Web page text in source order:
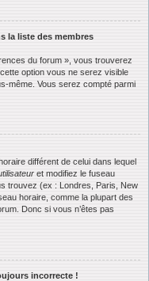
la liste des membres
du forum », vous trouverez
cette option vous ne serez visible
même. Vous serez compté parmi
différent de celui dans lequel
et modifiez le fuseau
trouvez (ex : Londres, Paris, New
horaire, comme la plupart des
Donc si vous n’êtes pas
incorrecte !